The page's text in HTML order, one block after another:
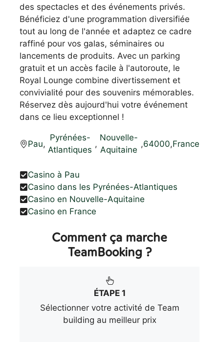
des spectacles et des événements privés.
Bénéficiez d'une programmation diversifiée
tout au long de l'année et adaptez ce cadre
raffiné pour vos galas, séminaires ou
lancements de produits. Avec un parking
gratuit et un accès facile à l'autoroute, le
Royal Lounge combine divertissement et
convivialité pour des souvenirs mémorables.
Réservez dès aujourd'hui votre événement
dans ce lieu exceptionnel !
Pau,
Pyrénées-
Atlantiques
,
Nouvelle-
Aquitaine
,64000,France
Casino à Pau
Casino dans les Pyrénées-Atlantiques
Casino en Nouvelle-Aquitaine
Casino en France
Comment ça marche
TeamBooking ?
ÉTAPE 1
Sélectionner votre activité de Team
building au meilleur prix